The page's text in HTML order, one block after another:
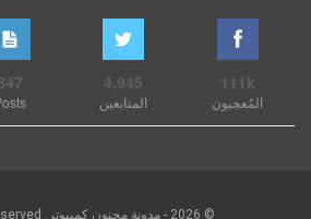
111k
المُعجبون
4,945
المتابعين
© 2026 - مدونة مجنون كمبيوتر. All Rights Reserved.